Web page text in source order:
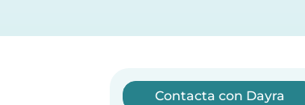
Contacta con Dayra